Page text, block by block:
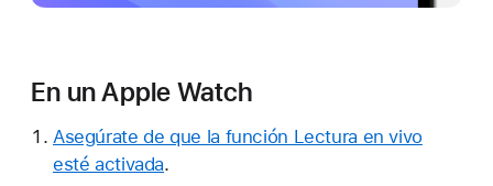
En un Apple Watch
Asegúrate de que la función Lectura en vivo
esté activada.